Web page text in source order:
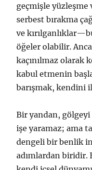
geçmişle yüzleşme
serbest bırakma
ve
öğeler olabilir.
kaçınılmaz olarak
kabul etmenin
barışmak, kendini
Bir yandan,
işe yaramaz; ama
dengeli bir benlik
adımlardan biridir.